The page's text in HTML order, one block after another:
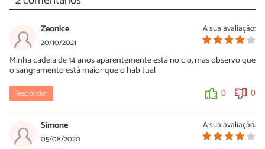
A sua avaliação:
Zeonice
20/10/2021
Minha cadela de 14 anos aparentemente está no cio, mas observo que
o sangramento está maior que o habitual
Responder 0 0
A sua avaliação:
Simone
05/08/2020